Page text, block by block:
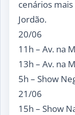
cenários
Jordão.
20/06
11h – Av. na
13h – Av. na
5h – Show
21/06
15h – Show